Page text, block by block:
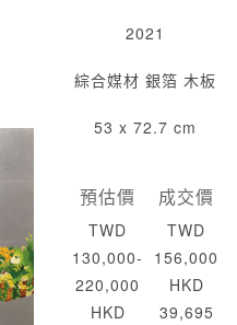
2021
綜合媒材 銀箔 木板
53 x 72.7 cm
預估價
TWD
130,000-
220,000
HKD
成交價
TWD
156,000
HKD
39,695